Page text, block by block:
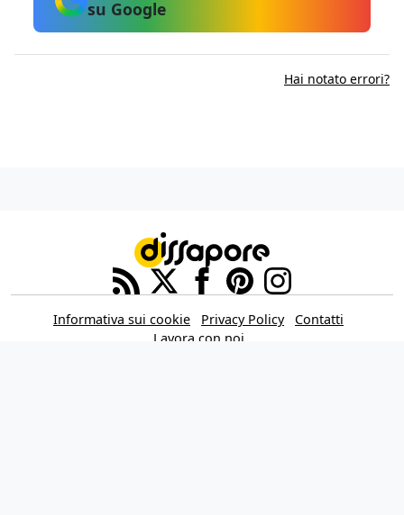
su Google
Hai notato errori?
Informativa sui cookie Privacy Policy
Contatti
Lavora con noi